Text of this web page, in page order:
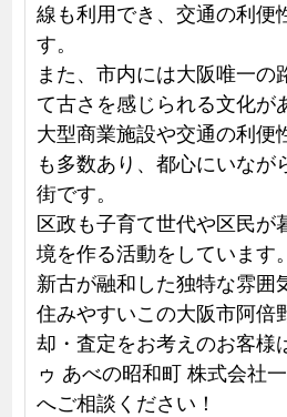
線も利用でき、交通の利便
す。
また、市内には大阪唯一の
て古さを感じられる文化が
大型商業施設や交通の利便
も多数あり、都心にいなが
街です。
区政も子育て世代や区民が
境を作る活動をしています。
新古が融和した独特な雰囲
住みやすいこの大阪市阿倍
却・査定をお考えのお客様
ゥ あべの昭和町 株式会社
へご相談ください！